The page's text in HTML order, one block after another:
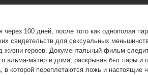
100 дней, после того как однополая
свидетельств для сексуальных
жизни героев. Документальный фильм
альма-матер и дома, раскрывая быт пары и
в которой переплетаются ложь и